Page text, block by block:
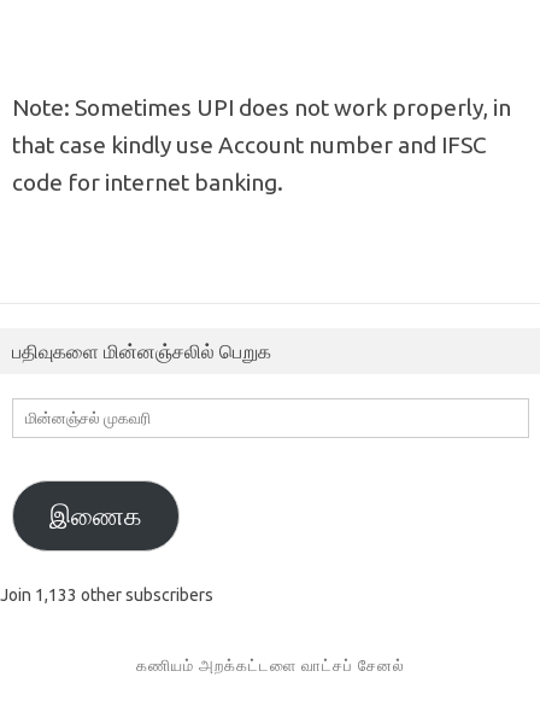
Note: Sometimes UPI does not work properly, in
that case kindly use Account number and IFSC
code for internet banking.
பதிவுகளை மின்னஞ்சலில் பெறுக
மின்னஞ்சல்
முகவரி
இணைக
Join 1,133 other subscribers
கணியம் அறக்கட்டளை வாட்சப் சேனல்